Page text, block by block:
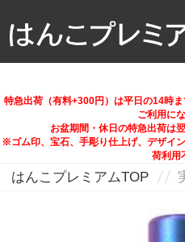
特急出荷（有料+300円）は平日の14時
ご利用に
お盆期間・休日の特急出荷は
※ゴム印、宝石、手彫り仕上げ、デザイ
荷利用
はんこプレミアムTOP